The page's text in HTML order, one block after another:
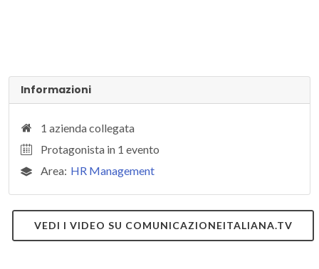
Informazioni
1 azienda collegata
Protagonista in 1 evento
Area: HR Management
VEDI I VIDEO SU COMUNICAZIONEITALIANA.TV